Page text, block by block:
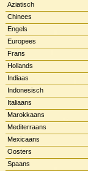
Aziatisch
Chinees
Engels
Europees
Frans
Hollands
Indiaas
Indonesisch
Italiaans
Marokkaans
Mediterraans
Mexicaans
Oosters
Spaans